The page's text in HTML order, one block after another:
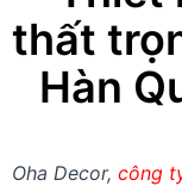
thất
Hàn
Oha Decor, công